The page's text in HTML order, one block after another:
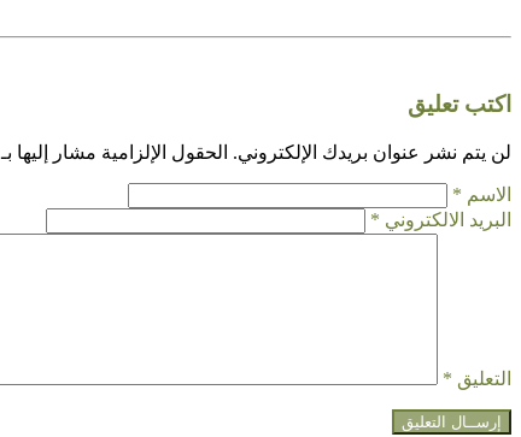
اكتب تعليق
لن يتم نشر عنوان بريدك الإلكتروني. الحقول الإلزامية مشار إليها بـ
الاسم *
البريد الالكتروني *
التعليق *